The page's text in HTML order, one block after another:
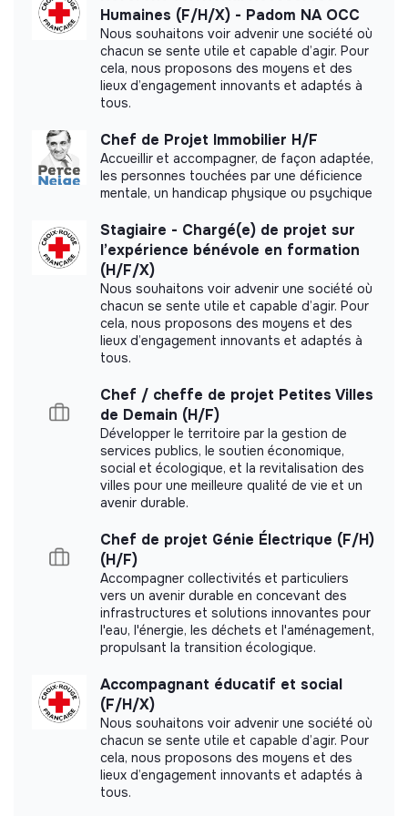
textes de valorisation des actions et des temps
Contribution à la mise en valeur des parcours des
apprenants et des actions de formation, dans le
respect du cadre éthique et du droit à l’image
Appui à la documentation des projets (photos,
témoignages, supports)
Conditions du stage
Type de contrat: Stage non rémunéré
: 2 mois
Temps de travail: 35h par semaine
: du lundi au vendredi, 9h30 – 17h30
: locaux d’Abajad Global – tiers-lieu à Montrouge
Ce que le stage permet
Développer des compétences enpédagogie FLE et
animation de groupe
Comprendre le fonctionnement opérationnel d’une
action de formation
Contribuer à des projets à fort impact social
Évoluer dans une structure engagée, à taille humaine
et apprenante 🌱
< 15 persons
Learning
Impact study
Abajad did not yet communicate its impact
measurement.
Labels and certifications
This structure did not communicate to us the
labels or certifications that it was able to obtain.
Documents
Did not yet add a transparency document.
Humaines (F/H/X) - Padom NA OCC
Nous souhaitons voir advenir une société où
chacun se sente utile et capable d’agir. Pour
cela, nous proposons des moyens et des
lieux d’engagement innovants et adaptés à
tous.
Chef de Projet Immobilier H/F
Accueillir et accompagner, de façon adaptée,
les personnes touchées par une déficience
mentale, un handicap physique ou psychique
Stagiaire - Chargé(e) de projet sur
l’expérience bénévole en formation
(H/F/X)
Nous souhaitons voir advenir une société où
chacun se sente utile et capable d’agir. Pour
cela, nous proposons des moyens et des
lieux d’engagement innovants et adaptés à
tous.
Chef / cheffe de projet Petites Villes
de Demain (H/F)
Développer le territoire par la gestion de
services publics, le soutien économique,
social et écologique, et la revitalisation des
villes pour une meilleure qualité de vie et un
avenir durable.
Chef de projet Génie Électrique (F/H)
(H/F)
Accompagner collectivités et particuliers
vers un avenir durable en concevant des
infrastructures et solutions innovantes pour
l'eau, l'énergie, les déchets et l'aménagement,
propulsant la transition écologique.
Accompagnant éducatif et social
(F/H/X)
Nous souhaitons voir advenir une société où
chacun se sente utile et capable d’agir. Pour
cela, nous proposons des moyens et des
lieux d’engagement innovants et adaptés à
tous.